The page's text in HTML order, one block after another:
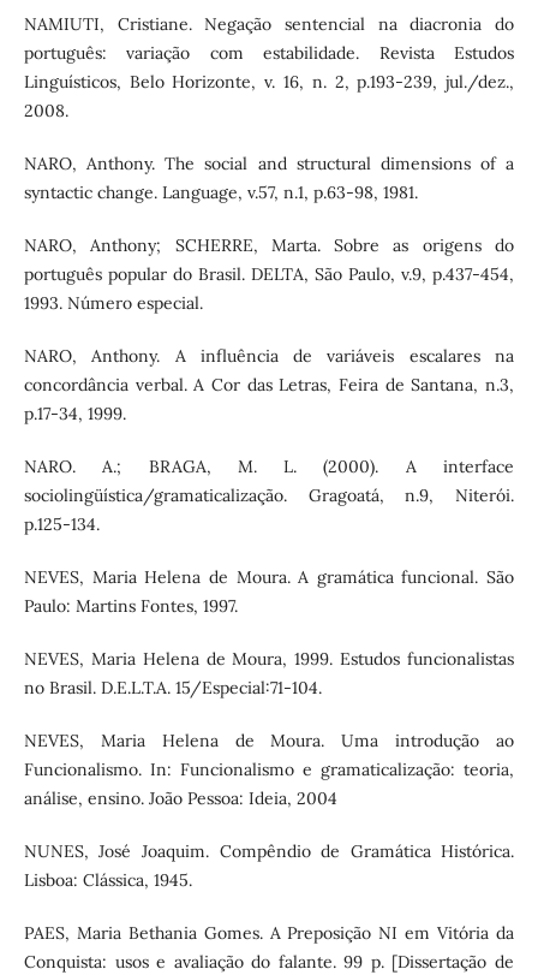
NAMIUTI, Cristiane. Negação sentencial na diacronia do
português: variação com estabilidade. Revista Estudos
Linguísticos, Belo Horizonte, v. 16, n. 2, p.193-239, jul./dez.,
2008.
NARO, Anthony. The social and structural dimensions of a
syntactic change. Language, v.57, n.1, p.63-98, 1981.
NARO, Anthony; SCHERRE, Marta. Sobre as origens do
português popular do Brasil. DELTA, São Paulo, v.9, p.437-454,
1993. Número especial.
NARO, Anthony. A influência de variáveis escalares na
concordância verbal. A Cor das Letras, Feira de Santana, n.3,
p.17-34, 1999.
NARO. A.; BRAGA, M. L. (2000). A interface
sociolingüística/gramaticalização. Gragoatá, n.9, Niterói.
p.125-134.
NEVES, Maria Helena de Moura. A gramática funcional. São
Paulo: Martins Fontes, 1997.
NEVES, Maria Helena de Moura, 1999. Estudos funcionalistas
no Brasil. D.E.L.T.A. 15/Especial:71-104.
NEVES, Maria Helena de Moura. Uma introdução ao
Funcionalismo. In: Funcionalismo e gramaticalização: teoria,
análise, ensino. João Pessoa: Ideia, 2004
NUNES, José Joaquim. Compêndio de Gramática Histórica.
Lisboa: Clássica, 1945.
PAES, Maria Bethania Gomes. A Preposição NI em Vitória da
Conquista: usos e avaliação do falante. 99 p. [Dissertação de